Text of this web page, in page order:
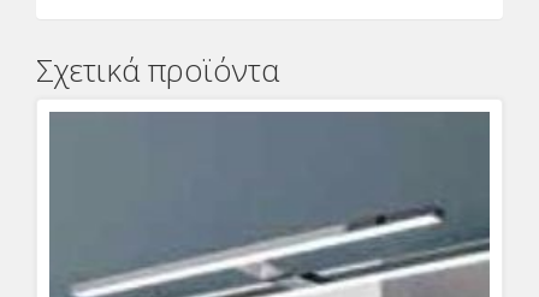
Σχετικά προϊόντα